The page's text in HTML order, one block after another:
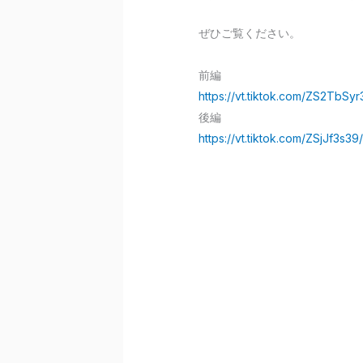
ぜひご覧ください。
前編
https://vt.tiktok.com/
後編
https://vt.tiktok.com/ZSjJf3s39/